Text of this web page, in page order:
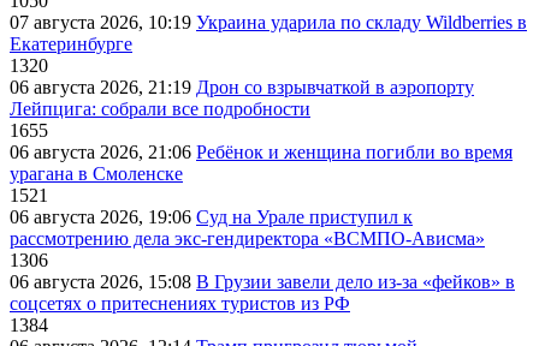
07 августа 2026, 10:19 Украина ударила по складу Wildberries в
Екатеринбурге
1320
06 августа 2026, 21:19 Дрон со взрывчаткой в аэропорту
Лейпцига: собрали все подробности
1655
06 августа 2026, 21:06 Ребёнок и женщина погибли во время
урагана в Смоленске
1521
06 августа 2026, 19:06 Суд на Урале приступил к
рассмотрению дела экс-гендиректора «ВСМПО-Ависма»
1306
06 августа 2026, 15:08 В Грузии завели дело из-за «фейков» в
соцсетях о притеснениях туристов из РФ
1384